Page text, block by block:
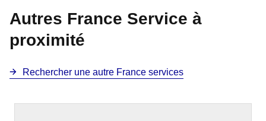
Autres France Service à
proximité
Rechercher une autre France services